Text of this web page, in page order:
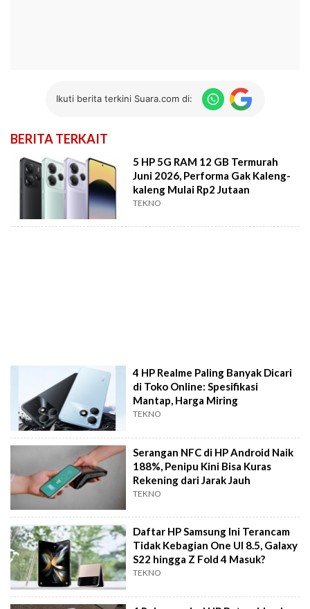
Ikuti berita terkini Suara.com di:
BERITA TERKAIT
5 HP 5G RAM 12 GB Termurah
Juni 2026, Performa Gak Kaleng-
kaleng Mulai Rp2 Jutaan
TEKNO
4 HP Realme Paling Banyak Dicari
di Toko Online: Spesifikasi
Mantap, Harga Miring
TEKNO
Serangan NFC di HP Android Naik
188%, Penipu Kini Bisa Kuras
Rekening dari Jarak Jauh
TEKNO
Daftar HP Samsung Ini Terancam
Tidak Kebagian One UI 8.5, Galaxy
S22 hingga Z Fold 4 Masuk?
TEKNO